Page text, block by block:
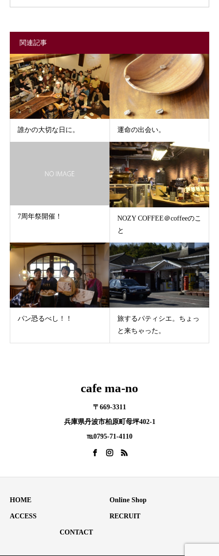
関連記事
誰かの大切な日に。 運命の出会い。
7周年祭開催！
NOZY COFFEE＠coffeeのこ
と
パン恐るべし！！
旅するパティシエ。ちょっ
と来ちゃった。
cafe ma-no
〒669-3311
兵庫県丹波市柏原町母坪402-1
℡0795-71-4110
HOME Online Shop
ACCESS RECRUIT
CONTACT